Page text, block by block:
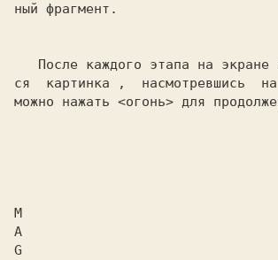
ный фрагмент.
ся  картинка ,  насмотревшись
можно нажать <огонь> для
M
A
G